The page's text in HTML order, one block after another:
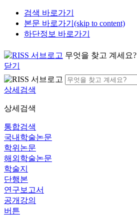
검색 바로가기
본문 바로가기(skip to content)
하단정보 바로가기
무엇을 찾고 계세요?
닫기
상세검색
상세검색
통합검색
국내학술논문
학위논문
해외학술논문
학술지
단행본
연구보고서
공개강의
버튼